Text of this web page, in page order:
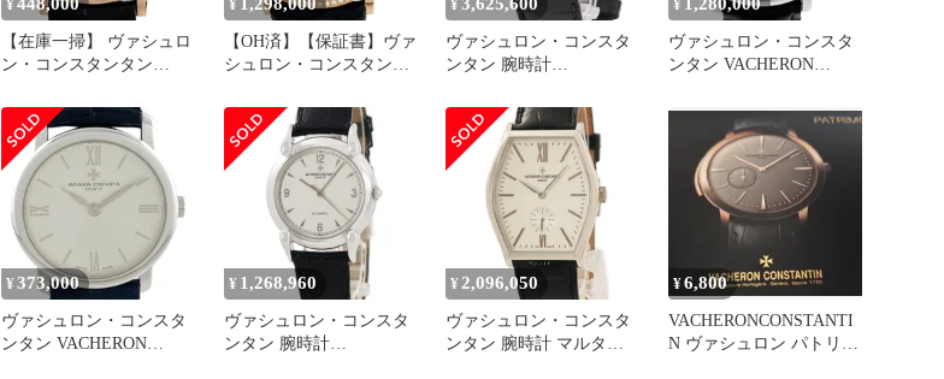
¥ 448,000
【在庫一掃】 ヴァシュロ
ン・コンスタンタン
CONSTANTIN パトリモ
ニー 27093/1 腕時計 PG
レザー クォーツ ホワイ
ト レディース 【中古】
¥ 1,298,000
【OH済】【保証書】ヴァ
シュロン・コンスタンタ
CONSTANTIN エッセン
シャル パトリモニー
33593 000R 腕時計 PG レ
ザー ダイヤモンド 手巻
き ホワイト メンズ 【中
¥ 3,625,600
ヴァシュロン・コンスタ
ンタン 腕時計
み ブランド
¥ 1,280,000
ヴァシュロン・コンスタ
ンタン VACHERON
ニー 81160/00G-9062 腕時
計 WG レザー 手巻き シ
ルバー メンズ 【中古】
¥ 373,000
ヴァシュロン・コンスタ
ンタン VACHERON
¥ 1,268,960
ヴァシュロン・コンスタ
ンタン 腕時計
¥ 2,096,050
ヴァシュロン・コンスタ
ンタン 腕時計 マルタ
¥6,800
VACHERONCONSTANTI
N ヴァシュロン パトリモ